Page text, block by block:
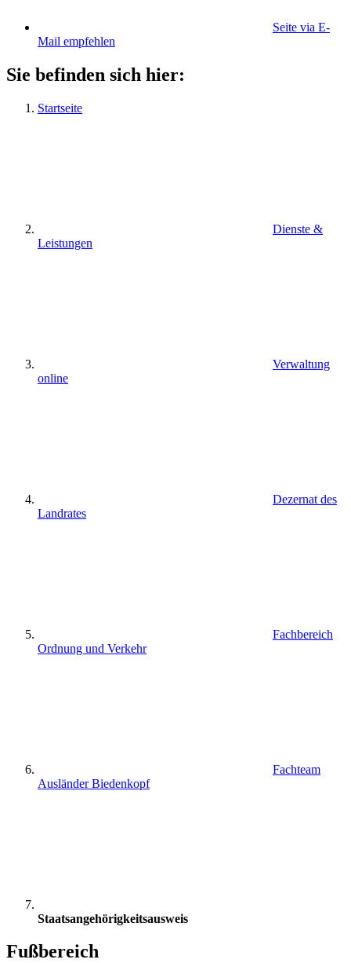
Seite via E-
Mail empfehlen
Sie befinden sich hier:
Startseite
Dienste &
Leistungen
Verwaltung
online
Dezernat des
Landrates
Fachbereich
Ordnung und Verkehr
Fachteam
Ausländer Biedenkopf
Staatsangehörigkeitsausweis
Fußbereich